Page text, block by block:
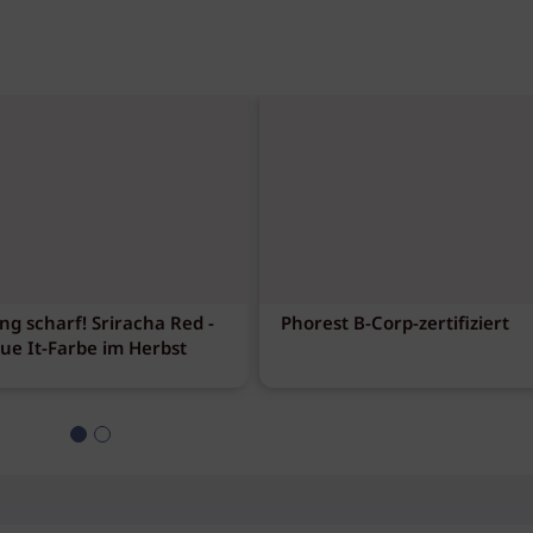
scharf! Sriracha Red -
It-Farbe im Herbst
Phorest B-Corp-zertifiziert